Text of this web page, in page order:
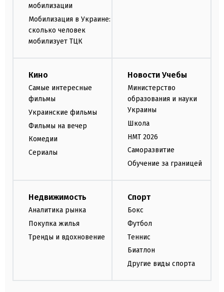
мобилизации
Мобилизация в Украине:
сколько человек
мобилизует ТЦК
Кино
Самые интересные
фильмы
Украинские фильмы
Фильмы на вечер
Комедии
Сериалы
Новости Учебы
Министерство
образования и науки
Украины
Школа
НМТ 2026
Саморазвитие
Обучение за границей
Недвижимость
Аналитика рынка
Покупка жилья
Тренды и вдохновение
Спорт
Бокс
Футбол
Теннис
Биатлон
Другие виды спорта